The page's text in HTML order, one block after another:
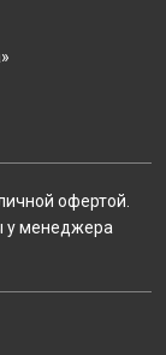
офертой.
у менеджера